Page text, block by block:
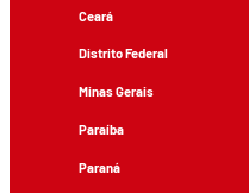
Ceará
Distrito Federal
Minas Gerais
Paraíba
Paraná